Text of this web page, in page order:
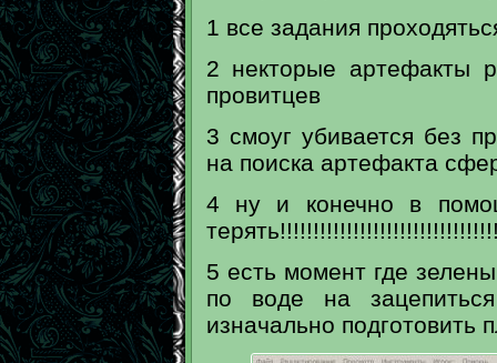
1 все задания
2 некторые артефакты
провитцев
3 смоуг убивается без
на поиска артефакта
4 ну и конечно в
5 есть момент где
по воде на
изначально подготовить